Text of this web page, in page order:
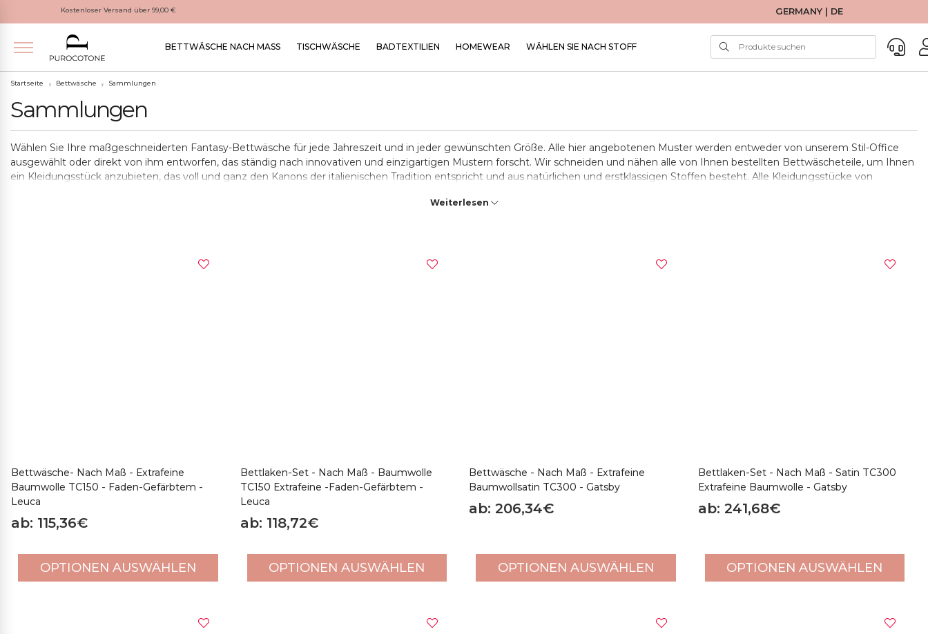
Kostenloser Versand über 99,00 € GERMANY | DE
BETTWÄSCHE NACH MASS TISCHWÄSCHE BADTEXTILIEN HOMEWEAR WÄHLEN SIE NACH STOFF
Startseite Bettwäsche Sammlungen
Sammlungen
Wählen Sie Ihre maßgeschneiderten Fantasy-Bettwäsche für jede Jahreszeit und in jeder gewünschten Größe. Alle hier angebotenen Muster werden entweder von unserem Stil-Office
ausgewählt oder direkt von ihm entworfen, das ständig nach innovativen und einzigartigen Mustern forscht. Wir schneiden und nähen alle von Ihnen bestellten Bettwäscheteile, um Ihnen
ein Kleidungsstück anzubieten, das voll und ganz den Kanons der italienischen Tradition entspricht und aus natürlichen und erstklassigen Stoffen besteht. Alle Kleidungsstücke von
und allen anderen Wohnaccessoires, die wir ebenfalls von Hand herstellen, hergestellt wird.
einen echten Schlaf zu beibehalten. Die hohe Fähigkeit, die vom Körper während der Nacht ausgestoßene Feuchtigkeit aufzunehmen, ermöglicht einen idealen Schlaf und verwöhnt Ihre
Weiterlesen
Bettwäsche- Nach Maß - Extrafeine
Baumwolle TC150 - Faden-Gefärbtem -
Leuca
ab: 115,36€
OPTIONEN AUSWÄHLEN
Bettlaken-Set - Nach Maß - Baumwolle
TC150 Extrafeine -Faden-Gefärbtem -
Leuca
ab: 118,72€
OPTIONEN AUSWÄHLEN
Bettwäsche - Nach Maß - Extrafeine
Baumwollsatin TC300 - Gatsby
ab: 206,34€
OPTIONEN AUSWÄHLEN
Bettlaken-Set - Nach Maß - Satin TC300
Extrafeine Baumwolle - Gatsby
ab: 241,68€
OPTIONEN AUSWÄHLEN